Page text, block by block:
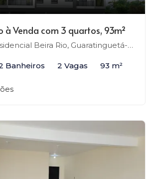
Venda com 3 quartos, 93m²
Beira Rio, Guaratinguetá-SP
Banheiros 2 Vagas 93 m²